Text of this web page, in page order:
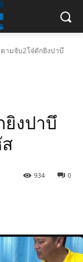
ามจับ2โจ๋ดักยิงปาบึ
ยิงปาบึ
0
934